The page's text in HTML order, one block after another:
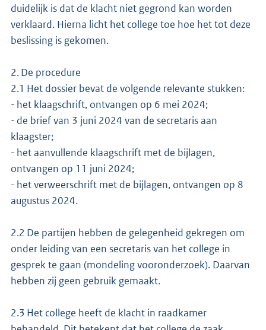
duidelijk is dat de klacht niet gegrond kan worden
verklaard. Hierna licht het college toe hoe het tot deze
beslissing is gekomen.
2. De procedure
2.1 Het dossier bevat de volgende relevante stukken:
- het klaagschrift, ontvangen op 6 mei 2024;
- de brief van 3 juni 2024 van de secretaris aan
klaagster;
- het aanvullende klaagschrift met de bijlagen,
ontvangen op 11 juni 2024;
- het verweerschrift met de bijlagen, ontvangen op 8
augustus 2024.
2.2 De partijen hebben de gelegenheid gekregen om
onder leiding van een secretaris van het college in
gesprek te gaan (mondeling vooronderzoek). Daarvan
hebben zij geen gebruik gemaakt.
2.3 Het college heeft de klacht in raadkamer